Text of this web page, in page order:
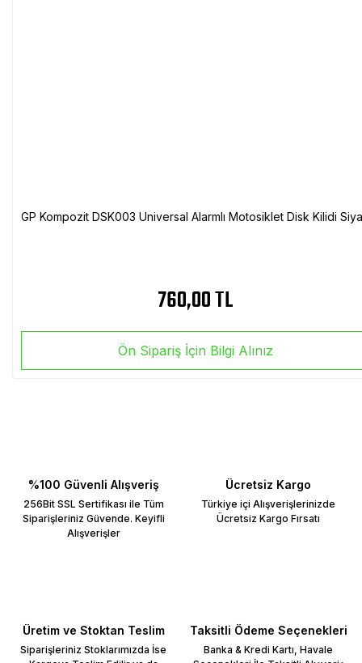
GP Kompozit DSK003 Universal Alarmlı Motosiklet Disk Kilidi
760,00 TL
Ön Sipariş İçin Bilgi Alınız
%100 Güvenli Alışveriş
256Bit SSL Sertifikası ile Tüm
Siparişleriniz Güvende. Keyifli
Alışverişler
Ücretsiz Kargo
Türkiye içi Alışverişlerinizde
Ücretsiz Kargo Fırsatı
Üretim ve Stoktan Teslim
Siparişleriniz Stoklarımızda İse
Taksitli Ödeme Seçenekleri
Banka & Kredi Kartı, Havale